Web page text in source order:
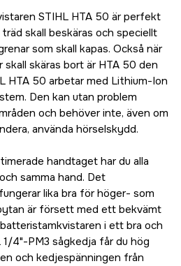
STIHL HTA 50 är perfekt
skall beskäras och speciellt
som skall kapas. Också när
skäras bort är HTA 50 den
HTA 50 arbetar med Lithium-Ion
Den kan utan problem
och behöver inte, även om
använda hörselskydd.
handtaget har du alla
samma hand. Det
lika bra för höger- som
är försett med ett bekvämt
i ett bra och
4"-PM3 sågkedja får du hög
och kedjespänningen från